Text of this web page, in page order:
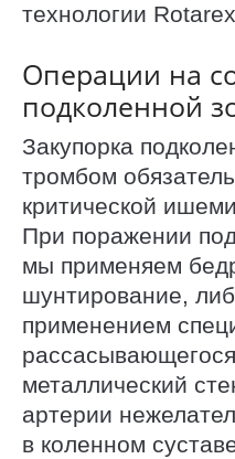
технологии
Операции на
подколенной
Закупорка
тромбом
критической
При поражении
мы применяем
шунтирование,
применением
металлический
артерии
в коленном